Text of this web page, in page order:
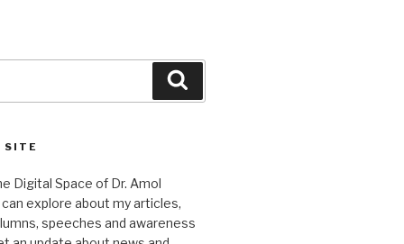
SITE
Digital Space of Dr. Amol
explore about my articles,
speeches and awareness